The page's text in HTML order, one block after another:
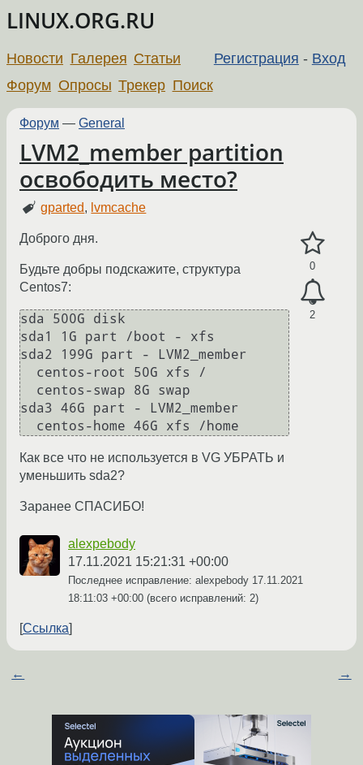
LINUX.ORG.RU
Регистрация - Вход
Новости Галерея Статьи
Форум Опросы Трекер Поиск
Форум — General
LVM2_member partition
освободить место?
gparted, lvmcache
0
2
Доброго дня.
Будьте добры подскажите, структура
Centos7:
sda 500G disk
sda1 1G part /boot - xfs
sda2 199G part - LVM2_member
sda3 46G part - LVM2_member
Как все что не используется в VG УБРАТЬ и
уменьшить sda2?
Заранее СПАСИБО!
alexpebody
17.11.2021 15:21:31 +00:00
Последнее исправление: alexpebody 17.11.2021
18:11:03 +00:00 (всего исправлений: 2)
Ссылка
← →